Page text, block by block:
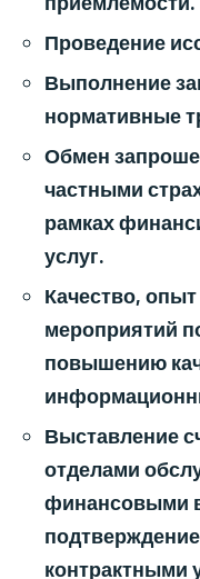
Проведение
Выполнение
нормативные
Обмен
частными
рамках
услуг.
Качество,
мероприятий
повышению
Выставление
отделами
финансовыми
контрактными